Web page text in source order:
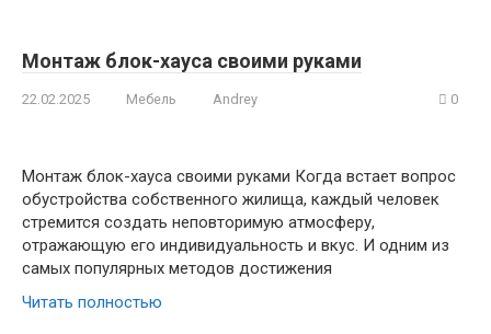
Монтаж блок-хауса своими руками
22.02.2025 Мебель Andrey 0
Монтаж блок-хауса своими руками Когда встает вопрос
обустройства собственного жилища, каждый человек
стремится создать неповторимую атмосферу,
отражающую его индивидуальность и вкус. И одним из
самых популярных методов достижения
Читать полностью